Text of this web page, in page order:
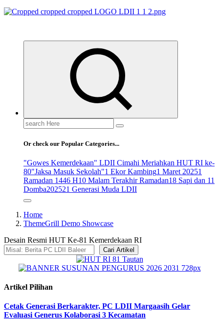
Search
for:
Or check our Popular Categories...
"Gowes Kemerdekaan" LDII Cimahi Meriahkan HUT RI ke-
80"Jaksa Masuk Sekolah"1 Ekor Kambing1 Maret 20251
Ramadan 1446 H10 Malam Terakhir Ramadan18 Sapi dan 11
Domba202521 Generasi Muda LDII
Home
ThemeGrill Demo Showcase
Desain Resmi HUT Ke-81 Kemerdekaan RI
Cari Artikel
Artikel Pilihan
Cetak Generasi Berkarakter, PC LDII Margaasih Gelar
Evaluasi Generus Kolaborasi 3 Kecamatan